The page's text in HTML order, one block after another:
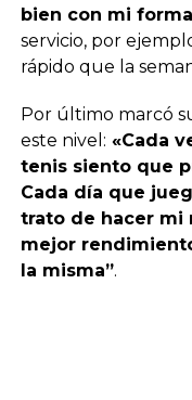
bien con mi
servicio, por
rápido que la
Por último marcó
este nivel: «Cada
tenis siento que
Cada día que
trato de hacer mi
mejor
la misma”.